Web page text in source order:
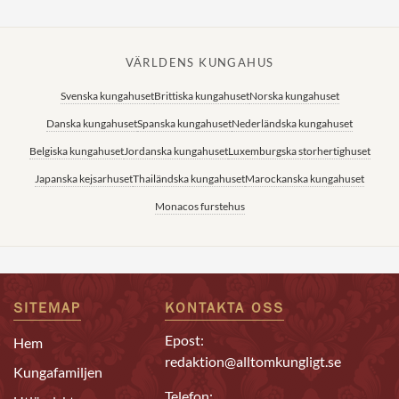
VÄRLDENS KUNGAHUS
Svenska kungahusetBrittiska kungahusetNorska kungahuset
Danska kungahusetSpanska kungahusetNederländska kungahuset
Belgiska kungahusetJordanska kungahusetLuxemburgska storhertighuset
Japanska kejsarhusetThailändska kungahusetMarockanska kungahuset
Monacos furstehus
SITEMAP
Hem
Kungafamiljen
KONTAKTA OSS
Epost:
redaktion@alltomkungligt.se